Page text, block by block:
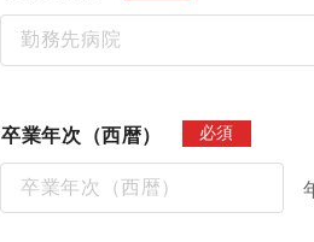
卒業年次（西暦） 必須